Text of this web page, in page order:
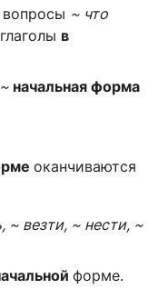
вопросы ~ что
в
~ начальная форма
оканчиваются
~ везти, ~ нести, ~
форме.